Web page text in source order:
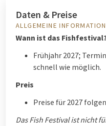
Daten & Preise
ALLGEMEINE
Wann ist das
Frühjahr 2027;
schnell wie möglich.
Preis
Preise für 2027
Das Fish Festival ist nicht